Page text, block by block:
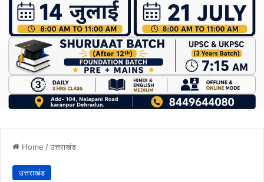
Home /उत्तराखंड
उत्तराखंड